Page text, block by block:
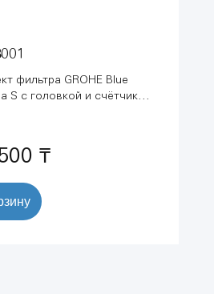
фильтра GROHE Blue
S с головкой и счётчиком
₸